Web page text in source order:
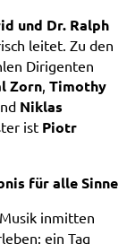
und Dr. Ralph
leitet. Zu den
Dirigenten
Zorn Timothy
Niklas
ist Piotr
für alle Sinne
inmitten
ein Tag